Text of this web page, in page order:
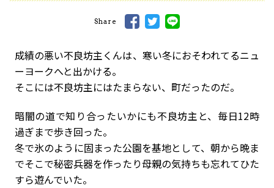
Share
成績の悪い不良坊主くんは、寒い冬におそわれてるニュ
ーヨークへと出かける。
そこには不良坊主にはたまらない、町だったのだ。
暗闇の道で知り合ったいかにも不良坊主と、毎日12時
過ぎまで歩き回った。
冬で氷のように固まった公園を基地として、朝から晩ま
でそこで秘密兵器を作ったり母親の気持ちも忘れてひた
すら遊んでいた。